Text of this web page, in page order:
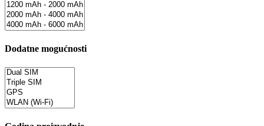
Dodatne mogućnosti